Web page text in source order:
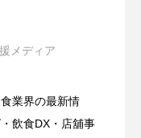
メディア
業界の最新情
飲食DX・店舖事
日更新）
】飲食店経営＆フ